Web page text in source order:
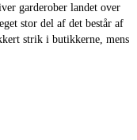
garderober landet over
stor del af det består af
strik i butikkerne, mens